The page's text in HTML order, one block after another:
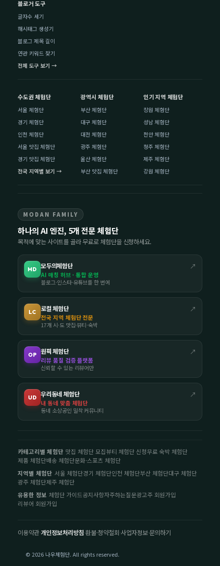
블로거 도구
글자수 세기
해시태그 생성기
블로그 제목 길이
연관 키워드 찾기
전체 도구 보기 →
수도권 체험단
서울 체험단
경기 체험단
인천 체험단
서울 맛집 체험단
경기 맛집 체험단
전국 지역별 보기 →
광역시 체험단
부산 체험단
대구 체험단
대전 체험단
광주 체험단
울산 체험단
부산 맛집 체험단
인기 지역 체험단
창원 체험단
성남 체험단
천안 체험단
청주 체험단
제주 체험단
강원 체험단
MODAN FAMILY
하나의 AI 엔진, 5개 전문 체험단
목적에 맞는 사이트를 골라 무료로 체험단을 신청하세요.
MD 모두의체험단 ↗
AI 매칭 허브 · 통합 운영
블로그·인스타·유튜브를 한 번에
LC 로컬 체험단 ↗
전국 지역 체험단 전문
17개 시·도 맛집·뷰티·숙박
OP 원픽 체험단 ↗
리뷰 품질 검증 플랫폼
신뢰할 수 있는 리뷰어만
UD 우리동네 체험단 ↗
내 동네 맞춤 체험단
동네 소상공인 밀착 커뮤니티
카테고리별 체험단 맛집 체험단 모집뷰티 체험단 신청무료 숙박 체험단
제품 체험단배송 체험단문화·스포츠 체험단
지역별 체험단 서울 체험단경기 체험단인천 체험단부산 체험단대구 체험단
광주 체험단제주 체험단
유용한 정보 체험단 가이드공지사항자주하는질문광고주 회원가입
리뷰어 회원가입
이용약관·개인정보처리방침·환불·청약철회·사업자정보·문의하기
© 2026 나우체험단. All rights reserved.